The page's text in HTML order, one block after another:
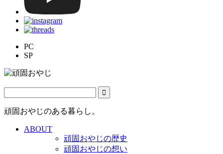
PC
SP
頑固おやじのある暮らし。
ABOUT
頑固おやじの歴史
頑固おやじの想い